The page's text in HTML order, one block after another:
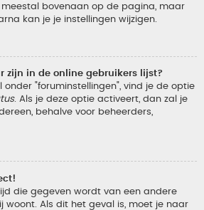
meestal bovenaan op de pagina, maar
kan je je instellingen wijzigen.
zijn in de online gebruikers lijst?
onder "foruminstellingen", vind je de optie
. Als je deze optie activeert, dan zal je
behalve voor beheerders,
die gegeven wordt van een andere
woont. Als dit het geval is, moet je naar